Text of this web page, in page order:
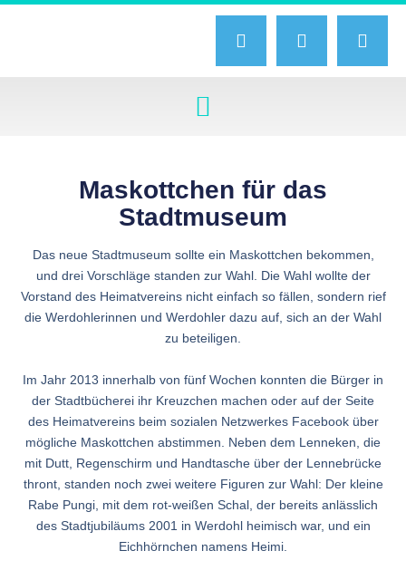
Maskottchen für das
Stadtmuseum
Das neue Stadtmuseum sollte ein Maskottchen bekommen,
und drei Vorschläge standen zur Wahl. Die Wahl wollte der
Vorstand des Heimatvereins nicht einfach so fällen, sondern rief
die Werdohlerinnen und Werdohler dazu auf, sich an der Wahl
zu beteiligen.
Im Jahr 2013 innerhalb von fünf Wochen konnten die Bürger in
der Stadtbücherei ihr Kreuzchen machen oder auf der Seite
des Heimatvereins beim sozialen Netzwerkes Facebook über
mögliche Maskottchen abstimmen. Neben dem Lenneken, die
mit Dutt, Regenschirm und Handtasche über der Lennebrücke
thront, standen noch zwei weitere Figuren zur Wahl: Der kleine
Rabe Pungi, mit dem rot-weißen Schal, der bereits anlässlich
des Stadtjubiläums 2001 in Werdohl heimisch war, und ein
Eichhörnchen namens Heimi.